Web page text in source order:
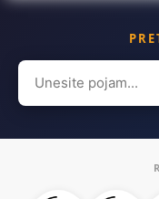
Search
for: